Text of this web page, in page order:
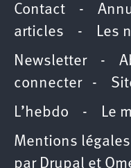
Contact -
articles - Les
Newsletter-
connecter-
L’hebdo - Le
Mentions
par Drupal et